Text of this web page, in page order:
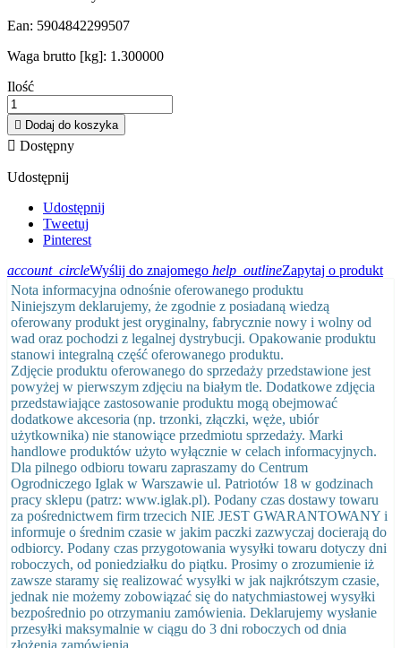
Ean: 5904842299507
Waga brutto [kg]: 1.300000
Ilość
 Dodaj do koszyka
 Dostępny
Udostępnij
Udostępnij
Tweetuj
Pinterest
account_circleWyślij do znajomego help_outlineZapytaj o produkt
Nota informacyjna odnośnie oferowanego produktu
Niniejszym deklarujemy, że zgodnie z posiadaną wiedzą
oferowany produkt jest oryginalny, fabrycznie nowy i wolny od
wad oraz pochodzi z legalnej dystrybucji. Opakowanie produktu
stanowi integralną część oferowanego produktu.
Zdjęcie produktu oferowanego do sprzedaży przedstawione jest
powyżej w pierwszym zdjęciu na białym tle. Dodatkowe zdjęcia
przedstawiające zastosowanie produktu mogą obejmować
dodatkowe akcesoria (np. trzonki, złączki, węże, ubiór
użytkownika) nie stanowiące przedmiotu sprzedaży. Marki
handlowe produktów użyto wyłącznie w celach informacyjnych.
Dla pilnego odbioru towaru zapraszamy do Centrum
Ogrodniczego Iglak w Warszawie ul. Patriotów 18 w godzinach
pracy sklepu (patrz: www.iglak.pl). Podany czas dostawy towaru
za pośrednictwem firm trzecich NIE JEST GWARANTOWANY i
informuje o średnim czasie w jakim paczki zazwyczaj docierają do
odbiorcy. Podany czas przygotowania wysyłki towaru dotyczy dni
roboczych, od poniedziałku do piątku. Prosimy o zrozumienie iż
zawsze staramy się realizować wysyłki w jak najkrótszym czasie,
jednak nie możemy zobowiązać się do natychmiastowej wysyłki
bezpośrednio po otrzymaniu zamówienia. Deklarujemy wysłanie
przesyłki maksymalnie w ciągu do 3 dni roboczych od dnia